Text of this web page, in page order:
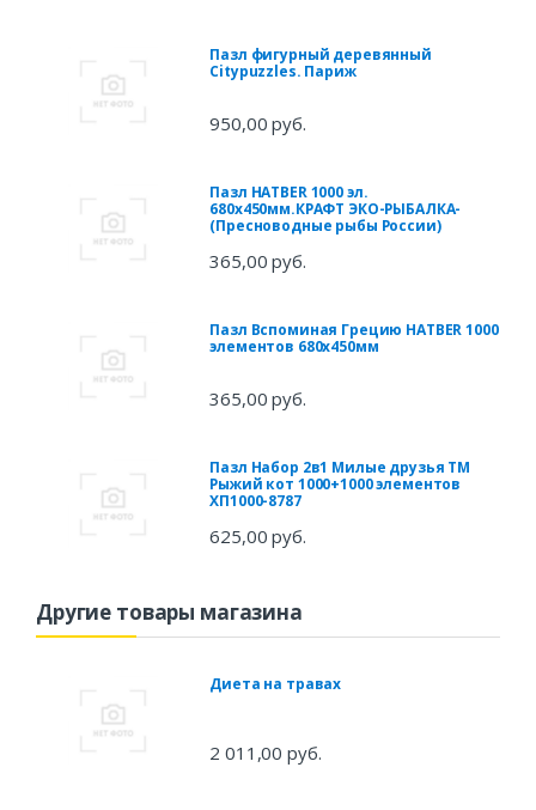
Пазл фигурный деревянный
Citypuzzles. Париж
950,00 руб.
Пазл HATBER 1000 эл.
680х450мм.КРАФТ ЭКО-РЫБАЛКА-
(Пресноводные рыбы России)
365,00 руб.
Пазл Вспоминая Грецию HATBER 1000
элементов 680х450мм
365,00 руб.
Пазл Набор 2в1 Милые друзья ТМ
Рыжий кот 1000+1000 элементов
ХП1000-8787
625,00 руб.
Другие товары магазина
Диета на травах
2 011,00 руб.